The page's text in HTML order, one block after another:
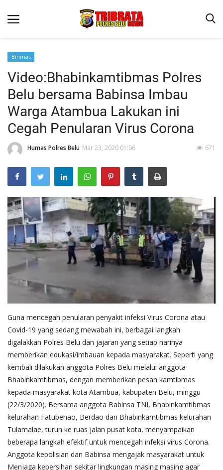
Beranda
Terms & Conditions
Reskrim
Binkam
Lantas
Polisi Kita
Mitra Polisi
Giat Ops
Binmas
Video:Bhabinkamtibmas Polres
Belu bersama Babinsa Imbau
Warga Atambua Lakukan ini
Cegah Penularan Virus Corona
Humas Polres Belu Mar 23, 2020 01:06 671
Guna mencegah penularan penyakit infeksi Virus Corona atau
Covid-19 yang sedang mewabah ini, berbagai langkah
digalakkan Polres Belu dan jajaran yang setiap harinya
memberikan edukasi/imbauan kepada masyarakat. Seperti yang
kembali dilakukan anggota Polres Belu melalui anggota
Bhabinkamtibmas, dengan memberikan pesan kamtibmas
kepada masyarakat kota Atambua, kabupaten Belu, minggu
(22/3/2020). Bersama anggota Babinsa TNI, Bhabinkamtibmas
kelurahan Fatubenao, Berdao dan Bhabinkamtibmas kelurahan
Tulamalae, turun ke ruas jalan pusat kota, menyampaikan
beberapa langkah efektif untuk mencegah infeksi virus Corona.
Anggota kepolisian dan Babinsa mengajak masyarakat untuk
Menjaga kebersihan sekitar lingkungan masing masing agar